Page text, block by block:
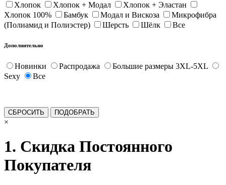
Хлопок Хлопок + Модал
Хлопок + Эластан
Хлопок 100%
Бамбук Модал и Вискоза
Микрофибра
(Полиамид и Полиэстер)
Шерсть Шёлк Все
Дополнительно
Новинки Распродажа
Большие размеры 3XL-5XL
Sexy
Все
×
1. Скидка Постоянного
Покупателя